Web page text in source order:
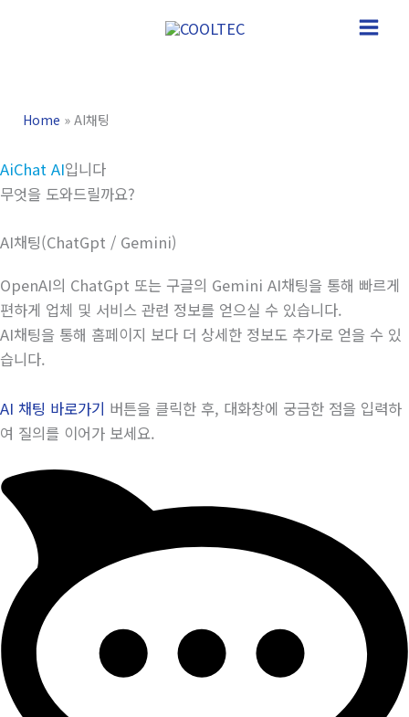
뛰
기
Main
Home »AI채팅
AiChat AI입니다
무엇을 도와드릴까요?
AI채팅(ChatGpt / Gemini)
OpenAI의 ChatGpt 또는 구글의 Gemini AI채팅을 통해 빠르게
편하게 업체 및 서비스 관련 정보를 얻으실 수 있습니다.
AI채팅을 통해 홈페이지 보다 더 상세한 정보도 추가로 얻을 수 있
습니다.
AI 채팅 바로가기 버튼을 클릭한 후, 대화창에 궁금한 점을 입력하
여 질의를 이어가 보세요.